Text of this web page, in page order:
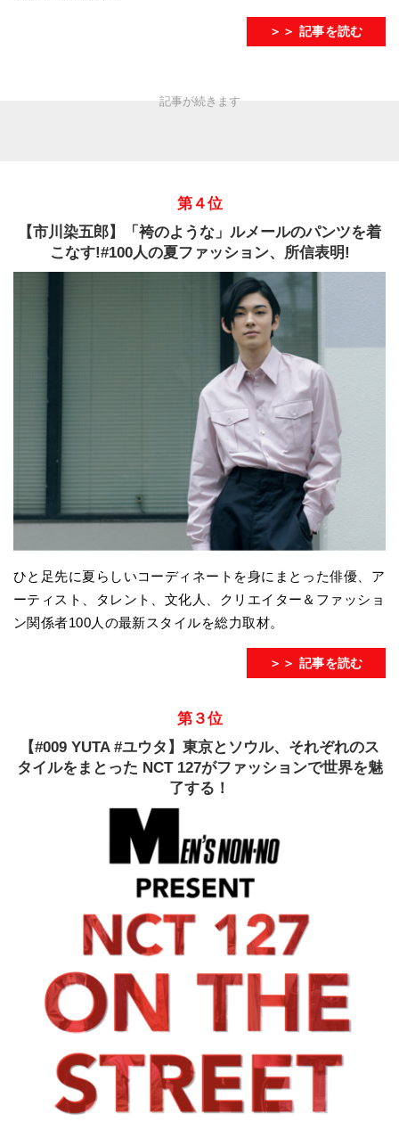
＞＞ 記事を読む
第４位
【市川染五郎】「袴のような」ルメールのパンツを着
こなす!#100人の夏ファッション、所信表明!
ひと足先に夏らしいコーディネートを身にまとった俳優、ア
ーティスト、タレント、文化人、クリエイター＆ファッショ
ン関係者100人の最新スタイルを総力取材。
＞＞ 記事を読む
第３位
【#009 YUTA #ユウタ】東京とソウル、それぞれのス
タイルをまとった NCT 127がファッションで世界を魅
了する！